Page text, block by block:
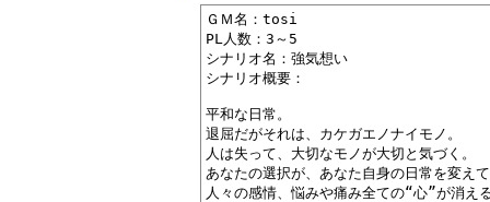
ＧＭ名：tosi
PL人数：3～5
シナリオ名：強気想い
シナリオ概要：
平和な日常。
退屈だがそれは、カケガエノナイモノ。
人は失って、大切なモノが大切と気づく。
あなたの選択が、あなた自身の日常を変え
人々の感情、悩みや痛み全ての“心”が消え